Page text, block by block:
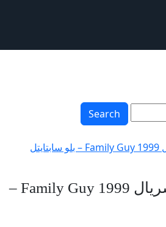
Search
دانلود زیرنویس سریال Family Guy 1999 –